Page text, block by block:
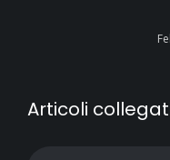
Articoli